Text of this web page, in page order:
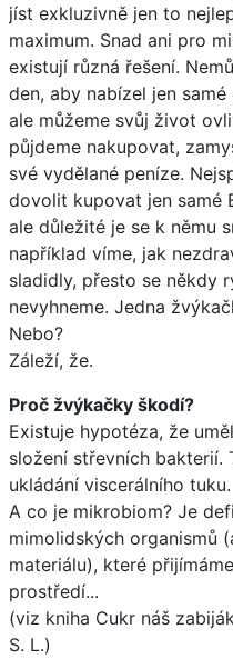
jíst exkluzivně jen to
maximum. Snad ani pro
existují různá řešení.
den, aby nabízel jen
ale můžeme svůj život
půjdeme nakupovat,
své vydělané peníze.
dovolit kupovat jen samé
ale důležité je se k němu
například víme, jak
sladidly, přesto se někdy
nevyhneme. Jedna
Nebo?
Záleží, že.
Proč žvýkačky škodí?
Existuje hypotéza, že
složení střevních bakterií.
ukládání viscerálního tuku.
A co je mikrobiom? Je
mimolidských organismů
materiálu), které
prostředí...
(viz kniha Cukr náš
S. L.)